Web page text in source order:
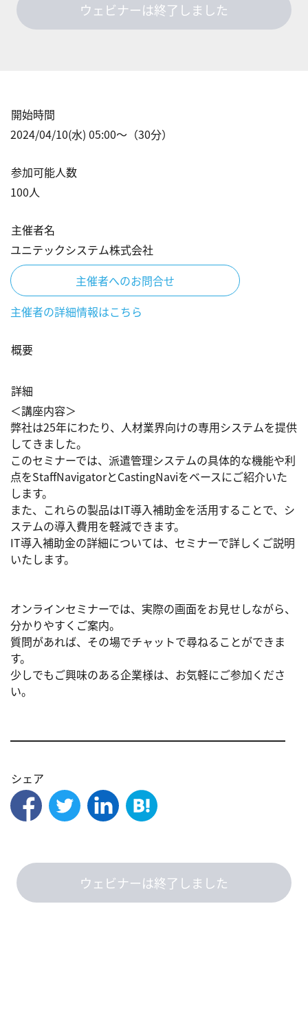
ウェビナーは終了しました
開始時間
2024/04/10(水) 05:00〜（30分）
参加可能人数
100人
主催者名
ユニテックシステム株式会社
主催者へのお問合せ
主催者の詳細情報はこちら
概要
詳細
＜講座内容＞
弊社は25年にわたり、人材業界向けの専用システムを提供
してきました。
このセミナーでは、派遣管理システムの具体的な機能や利
点をStaffNavigatorとCastingNaviをベースにご紹介いた
します。
また、これらの製品はIT導入補助金を活用することで、シ
ステムの導入費用を軽減できます。
IT導入補助金の詳細については、セミナーで詳しくご説明
いたします。
オンラインセミナーでは、実際の画面をお見せしながら、
分かりやすくご案内。
質問があれば、その場でチャットで尋ねることができま
す。
少しでもご興味のある企業様は、お気軽にご参加くださ
い。
━━━━━━━━━━━━━━━━━━━━━━━━━
シェア
ウェビナーは終了しました